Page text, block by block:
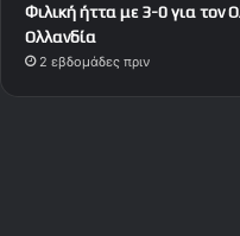
Φιλική ήττα με 3-0 για τον
Ολλανδία
2 εβδομάδες πριν